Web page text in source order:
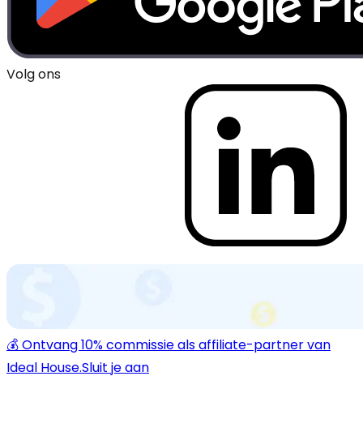
Volg ons
💰 Ontvang 10% commissie als affiliate-partner van
Ideal House.Sluit je aan